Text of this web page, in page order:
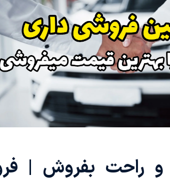
و راحت بفروش |